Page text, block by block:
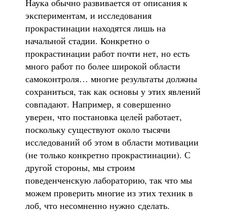
экспериментам, и исследования
прокрастинации находятся лишь на
начальной стадии. Конкретно о
прокрастинации работ почти нет, но есть
много работ по более широкой области
самоконтроля… многие результаты должны
сохраниться, так как основы у этих явлений
совпадают. Например, я совершенно
уверен, что постановка целей работает,
поскольку существуют около тысячи
исследований об этом в области мотивации
(не только конкретно прокрастинации). С
другой стороны, мы строим
поведенченскую лабораторию, так что мы
можем проверить многие из этих техник в
лоб, что несомненно нужно сделать.